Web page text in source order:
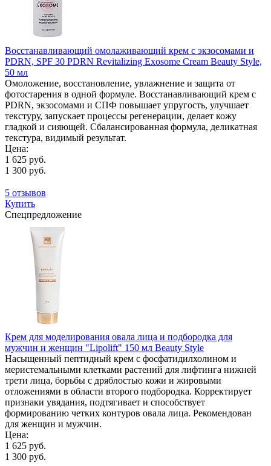
Восстанавливающий омолаживающий крем с экзосомами и
PDRN, SPF 30 PDRN Revitalizing Exosome Cream Beauty Style,
50 мл
Омоложение, восстановление, увлажнение и защита от
фотостарения в одной формуле. Восстанавливающий крем с
PDRN, экзосомами и СПФ повышает упругость, улучшает
текстуру, запускает процессы регенерации, делает кожу
гладкой и сияющей. Сбалансированная формула, деликатная
текстура, видимый результат.
Цена:
1 625 руб.
1 300 руб.
5 отзывов
Купить
Спецпредложение
Крем для моделирования овала лица и подбородка для
мужчин и женщин "Lipolift" 150 мл Beauty Style
Насыщенный пептидный крем с фосфатидилхолином и
меристемальными клетками растений для лифтинга нижней
трети лица, борьбы с дряблостью кожи и жировыми
отложениями в области второго подбородка. Корректирует
признаки увядания, подтягивает и способствует
формированию четких контуров овала лица. Рекомендован
для женщин и мужчин.
Цена:
1 625 руб.
1 300 руб.